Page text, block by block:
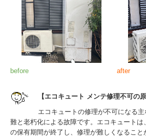
before after
【エコキュート メンテ修理不可の原
エコキュートの修理が不可になる
難と老朽化による故障です。エコキュートは
の保有期間が終了し、修理が難しくなるこ